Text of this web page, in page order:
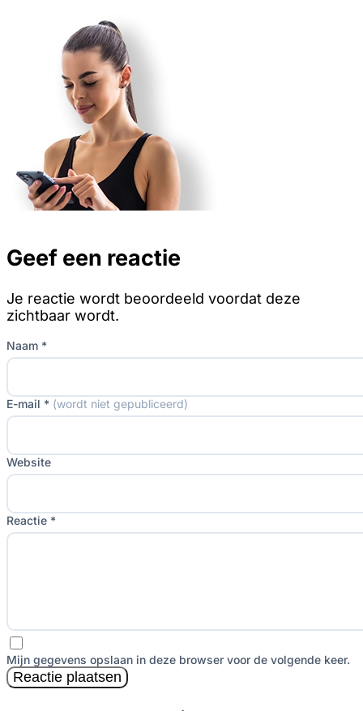
Geef een reactie
Je reactie wordt beoordeeld voordat deze
zichtbaar wordt.
Naam *
E-mail * (wordt niet gepubliceerd)
Website
Reactie *
Mijn gegevens opslaan in deze browser voor de volgende keer.
Reactie plaatsen